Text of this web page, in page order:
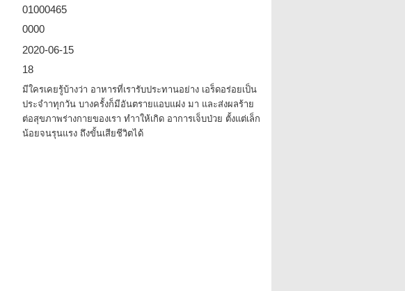
01000465
0000
2020-06-15
18
มีใครเคยรู้บ้างว่า อาหารที่เรารับประทานอย่าง เอร็ดอร่อยเป็น
ประจำาทุกวัน บางครั้งก็มีอันตรายแอบแฝง มา และส่งผลร้าย
ต่อสุขภาพร่างกายของเรา ทำาให้เกิด อาการเจ็บป่วย ตั้งแต่เล็ก
น้อยจนรุนแรง ถึงขั้นเสียชีวิตได้